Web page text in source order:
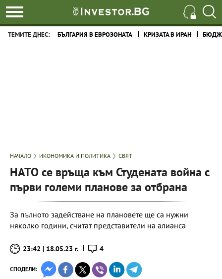
ТЕМИТЕ ДНЕС: БЪЛГАРИЯ В ЕВРОЗОНАТА КРИЗАТА В ИРАН
НАЧАЛО ИКОНОМИКА И ПОЛИТИКА СВЯТ
НАТО се връща към Студената война с
първи големи планове за отбрана
За пълното задействане на плановете ще са нужни
няколко години, считат представители на алианса
23:42 | 18.05.23 г. 4
СПОДЕЛИ: